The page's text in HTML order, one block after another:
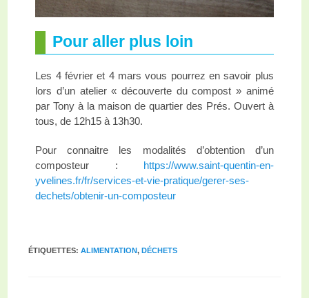
Pour aller plus loin
Les 4 février et 4 mars vous pourrez en savoir plus
lors d’un atelier « découverte du compost » animé
par Tony à la maison de quartier des Prés. Ouvert à
tous, de 12h15 à 13h30.
Pour connaitre les modalités d’obtention d’un
composteur :
https://www.saint-quentin-en-
yvelines.fr/fr/services-et-vie-pratique/gerer-ses-
dechets/obtenir-un-composteur
ÉTIQUETTES:ALIMENTATION, DÉCHETS